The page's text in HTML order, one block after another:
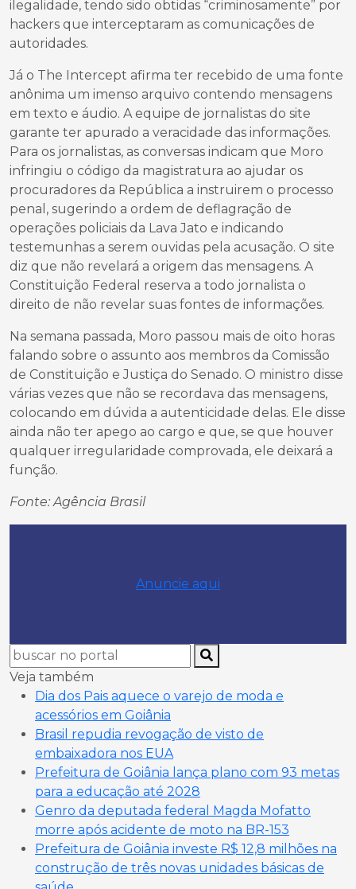
ilegalidade, tendo sido obtidas “criminosamente” por
hackers que interceptaram as comunicações de
autoridades.
Já o The Intercept afirma ter recebido de uma fonte
anônima um imenso arquivo contendo mensagens
em texto e áudio. A equipe de jornalistas do site
garante ter apurado a veracidade das informações.
Para os jornalistas, as conversas indicam que Moro
infringiu o código da magistratura ao ajudar os
procuradores da República a instruirem o processo
penal, sugerindo a ordem de deflagração de
operações policiais da Lava Jato e indicando
testemunhas a serem ouvidas pela acusação. O site
diz que não revelará a origem das mensagens. A
Constituição Federal reserva a todo jornalista o
direito de não revelar suas fontes de informações.
Na semana passada, Moro passou mais de oito horas
falando sobre o assunto aos membros da Comissão
de Constituição e Justiça do Senado. O ministro disse
várias vezes que não se recordava das mensagens,
colocando em dúvida a autenticidade delas. Ele disse
ainda não ter apego ao cargo e que, se que houver
qualquer irregularidade comprovada, ele deixará a
função.
Fonte: Agência Brasil
Anuncie aqui
Veja também
Dia dos Pais aquece o varejo de moda e
acessórios em Goiânia
Brasil repudia revogação de visto de
embaixadora nos EUA
Prefeitura de Goiânia lança plano com 93 metas
para a educação até 2028
Genro da deputada federal Magda Mofatto
morre após acidente de moto na BR-153
Prefeitura de Goiânia investe R$ 12,8 milhões na
construção de três novas unidades básicas de